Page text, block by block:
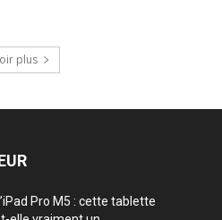
plus
Pro M5 : cette tablette